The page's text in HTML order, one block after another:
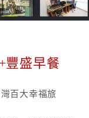
豐盛早餐
百大幸福旅